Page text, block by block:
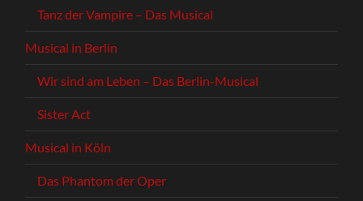
Tanz der Vampire – Das Musical
Musical in Berlin
Wir sind am Leben – Das Berlin-Musical
Sister Act
Musical in Köln
Das Phantom der Oper